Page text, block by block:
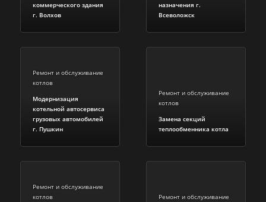
коммерческого здания
г. Волхов
назначения г.
Всеволожск
Ремонт и обслуживание
котлов
Модернизация
котельной автосервиса
грузовых автомобилей
г. Пушкин
Ремонт и обслуживание
котлов
Замена секций
теплообменника котла
Ремонт и обслуживание
котлов
Ремонт и обслуживание